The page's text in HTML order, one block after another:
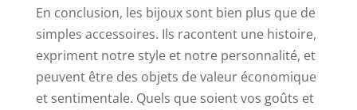
En conclusion, les bijoux sont bien plus que de
simples accessoires. Ils racontent une histoire,
expriment notre style et notre personnalité, et
peuvent être des objets de valeur économique
et sentimentale. Quels que soient vos goûts et